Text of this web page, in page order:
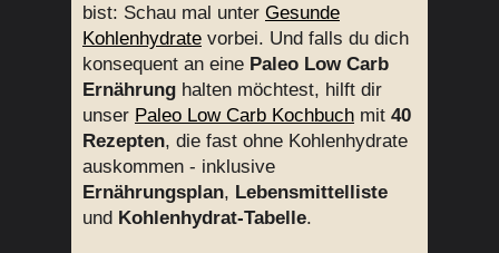
bist: Schau mal unter Gesunde
Kohlenhydrate vorbei. Und falls du dich
konsequent an eine Paleo Low Carb
Ernährung halten möchtest, hilft dir
unser Paleo Low Carb Kochbuch mit 40
Rezepten, die fast ohne Kohlenhydrate
auskommen - inklusive
Ernährungsplan, Lebensmittelliste
und Kohlenhydrat-Tabelle.